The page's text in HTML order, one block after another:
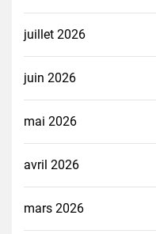
juillet 2026
juin 2026
mai 2026
avril 2026
mars 2026